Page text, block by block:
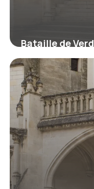
Bataille de
Complète
16 juin 2026